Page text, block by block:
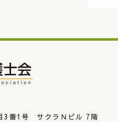
3番1号 サクラＮビル 7階